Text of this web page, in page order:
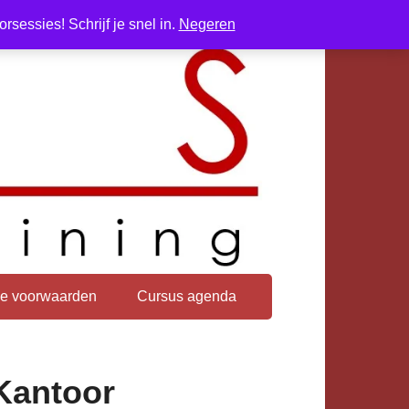
Schrijf je snel in. Negeren
voorwaarden Cursus agenda